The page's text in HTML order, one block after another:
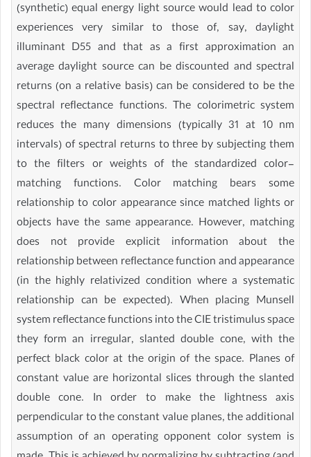
(synthetic) equal energy light source would lead to color
experiences very similar to those of, say, daylight
illuminant D55 and that as a first approximation an
average daylight source can be discounted and spectral
returns (on a relative basis) can be considered to be the
spectral reflectance functions. The colorimetric system
reduces the many dimensions (typically 31 at 10 nm
intervals) of spectral returns to three by subjecting them
to the filters or weights of the standardized color-
matching functions. Color matching bears some
relationship to color appearance since matched lights or
objects have the same appearance. However, matching
does not provide explicit information about the
relationship between reflectance function and appearance
(in the highly relativized condition where a systematic
relationship can be expected). When placing Munsell
system reflectance functions into the CIE tristimulus space
they form an irregular, slanted double cone, with the
perfect black color at the origin of the space. Planes of
constant value are horizontal slices through the slanted
double cone. In order to make the lightness axis
perpendicular to the constant value planes, the additional
assumption of an operating opponent color system is